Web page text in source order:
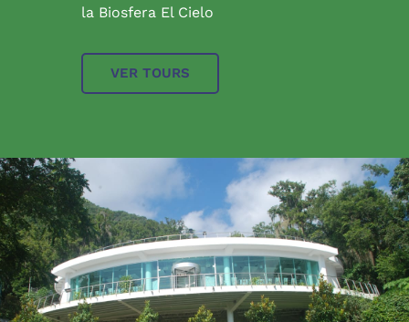
la Biosfera El Cielo
VER TOURS